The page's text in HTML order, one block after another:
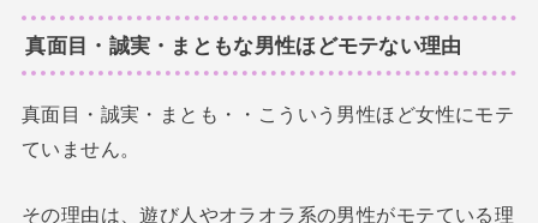
真面目・誠実・まともな男性ほどモテない理由
真面目・誠実・まとも・・こういう男性ほど女性にモテ
ていません。
その理由は、遊び人やオラオラ系の男性がモテている理